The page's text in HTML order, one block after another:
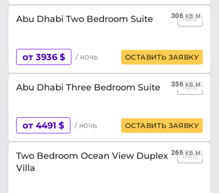
306кв.м.
Abu Dhabi Two Bedroom Suite INFO
от 3936 $ / ночь ОСТАВИТЬ ЗАЯВКУ
356кв.м.
Abu Dhabi Three Bedroom Suite INFO
от 4491 $ / ночь ОСТАВИТЬ ЗАЯВКУ
266кв.м.
Two Bedroom Ocean View Duplex
Villa
INFO